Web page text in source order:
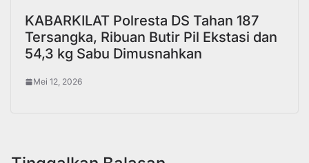
KABARKILAT Polresta DS Tahan 187
Tersangka, Ribuan Butir Pil Ekstasi dan
54,3 kg Sabu Dimusnahkan
Mei 12, 2026